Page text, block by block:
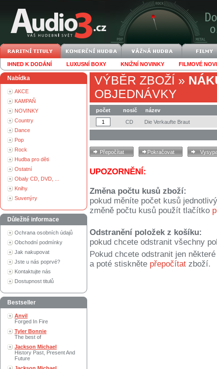
IHNED K DODÁNÍ LUXUSNÍ BOXY KNIŽNÍ NOVINKY FILMOVÉ
Nabídka
AKCE
KAMPAŇ
NOVINKY
Country
Dance
Pop
Rock
Hudba pro děti
Ostatní
Obaly CD, DVD, ...
Knihy
Suvenýry
Důležité informace
Ochrana osobních údajů
Obchodní podmínky
Jak nakupovat
Jste u nás poprvé?
Kontaktujte nás
Dostupnost titulů
Bestseller
Anvil
Forged In Fire
Tyler Bonnie
The best of
Jackson Michael
History Past, Present And
Future
VÝBĚR ZBOŽÍ »
OBJEDNÁVKY
počet nosič
název
CD
Die Verkaufte Braut
UPOZORNĚNÍ:
Změna počtu kusů zboží:
pokud měníte počet kusů
změně počtu kusů použít tlačítko
Odstranění položek z košíku:
pokud chcete odstranit všechny
Pokud chcete odstranit jen
a poté stiskněte přepočítat zboží.